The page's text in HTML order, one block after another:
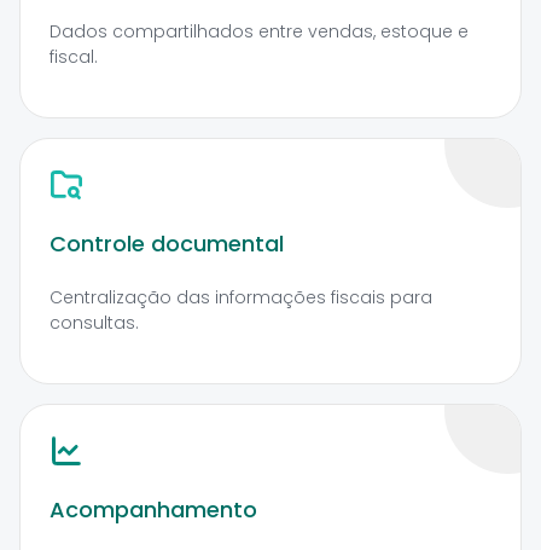
Dados compartilhados entre vendas, estoque e
fiscal.
Controle documental
Centralização das informações fiscais para
consultas.
Acompanhamento